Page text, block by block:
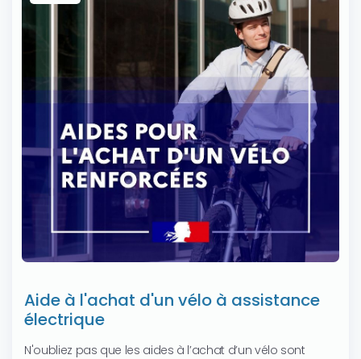
Aide à l'achat d'un vélo à assistance
électrique
N'oubliez pas que les aides à l’achat d’un vélo sont